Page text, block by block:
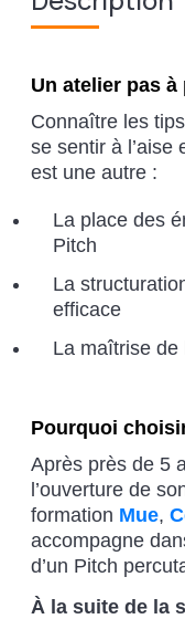
Un atelier pas à
Connaître les
se sentir à l’aise
est une autre :
La place des
Pitch
La
efficace
La maîtrise de
Pourquoi
Après près de 5
l’ouverture de
formation Mue,
accompagne
d’un Pitch
À la suite de la